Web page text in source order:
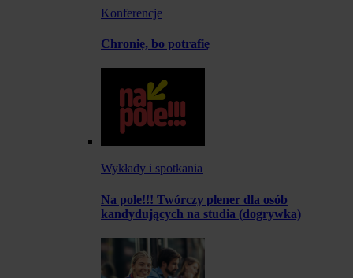
Konferencje
Chronię, bo potrafię
Wykłady i spotkania
Na pole!!! Twórczy plener dla osób
kandydujących na studia (dogrywka)